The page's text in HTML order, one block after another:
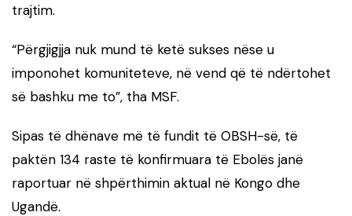
trajtim.
“Përgjigjja nuk mund të ketë sukses nëse u
imponohet komuniteteve, në vend që të ndërtohet
së bashku me to”, tha MSF.
Sipas të dhënave më të fundit të OBSH-së, të
paktën 134 raste të konfirmuara të Ebolës janë
raportuar në shpërthimin aktual në Kongo dhe
Ugandë.